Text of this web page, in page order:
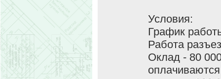
Условия:
График
Работа
Оклад - 80